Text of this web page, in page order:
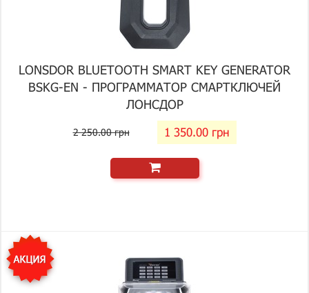
LONSDOR BLUETOOTH SMART KEY GENERATOR
BSKG-EN - ПРОГРАММАТОР СМАРТКЛЮЧЕЙ
ЛОНСДОР
2 250.00 грн 1 350.00 грн